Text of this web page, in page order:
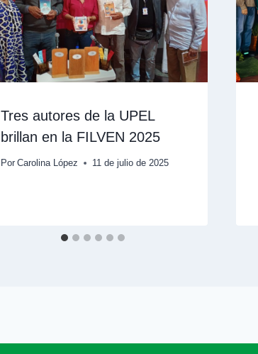
Tres autores de la UPEL
brillan en la FILVEN 2025
Por Carolina López 11 de julio de 2025